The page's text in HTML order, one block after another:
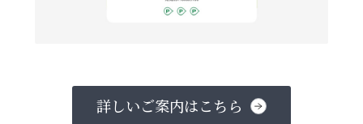
詳しいご案内はこちら